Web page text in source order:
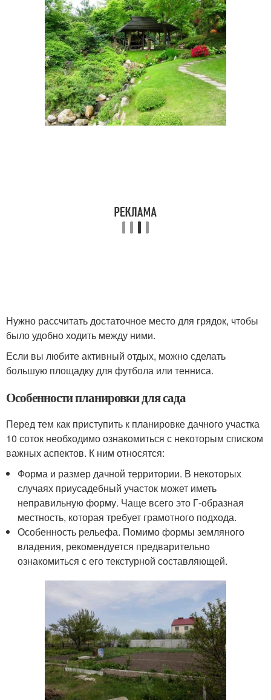
Нужно рассчитать достаточное место для грядок, чтобы
было удобно ходить между ними.
Если вы любите активный отдых, можно сделать
большую площадку для футбола или тенниса.
Особенности планировки для сада
Перед тем как приступить к планировке дачного участка
10 соток необходимо ознакомиться с некоторым списком
важных аспектов. К ним относятся:
Форма и размер дачной территории. В некоторых
случаях приусадебный участок может иметь
неправильную форму. Чаще всего это Г-образная
местность, которая требует грамотного подхода.
Особенность рельефа. Помимо формы земляного
владения, рекомендуется предварительно
ознакомиться с его текстурной составляющей.